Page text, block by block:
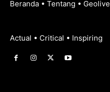
Beranda • Tentang • Geolive
Actual • Critical • Inspiring